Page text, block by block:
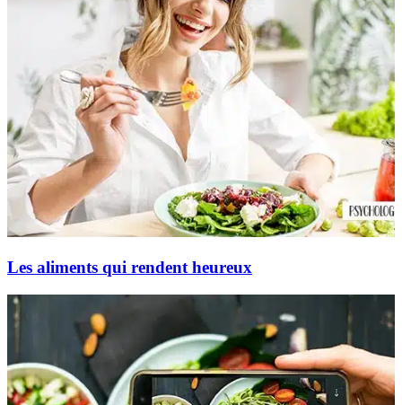
Les aliments qui rendent heureux